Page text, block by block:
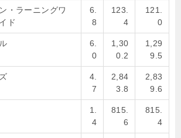
・ラーニングワ
ド
6.
8
123.
4
121.
0
6.
0
1,30
0.2
1,29
9.5
4.
7
2,84
3.8
2,83
9.6
1.
4
815.
6
815.
4